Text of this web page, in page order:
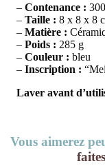
– Contenance :
– Taille : 8 x 8 x 8
– Matière :
– Poids : 285 g
– Couleur : bleu
– Inscription :
Laver avant
Vous aimerez